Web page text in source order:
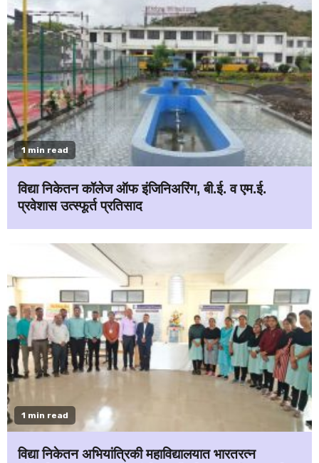
1 min read
विद्या निकेतन कॉलेज ऑफ इंजिनिअरिंग, बी.ई. व एम.ई.
प्रवेशास उत्स्फूर्त प्रतिसाद
1 min read
विद्या निकेतन अभियांत्रिकी महाविद्यालयात भारतरत्न